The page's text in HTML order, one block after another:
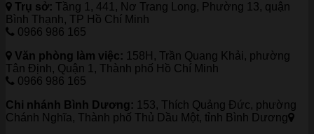
Trụ sở: Tầng 1, 441, Nơ Trang Long, Phường 13, quận
Bình Thạnh, TP Hồ Chí Minh
0966 986 165
Văn phòng làm việc: 158H, Trần Quang Khải, phường
Tân Định, Quận 1, Thành phố Hồ Chí Minh
0966 986 165
Chi nhánh Bình Dương: 153, Thích Quảng Đức, phường
Chánh Nghĩa, Thành phố Thủ Dầu Một, tỉnh Bình Dương